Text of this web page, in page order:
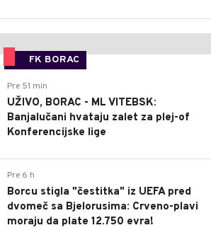
FK BORAC
Pre 51 min
UŽIVO, BORAC - ML VITEBSK:
Banjalučani hvataju zalet za plej-of
Konferencijske lige
Pre 6 h
Borcu stigla "čestitka" iz UEFA pred
dvomeč sa Bjelorusima: Crveno-plavi
moraju da plate 12.750 evra!